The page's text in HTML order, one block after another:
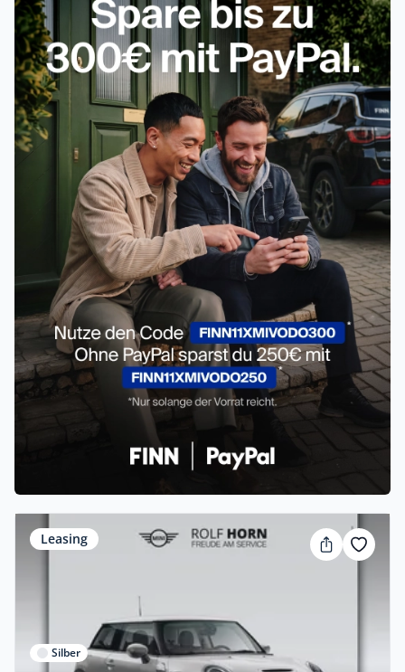
Leasing
Silber